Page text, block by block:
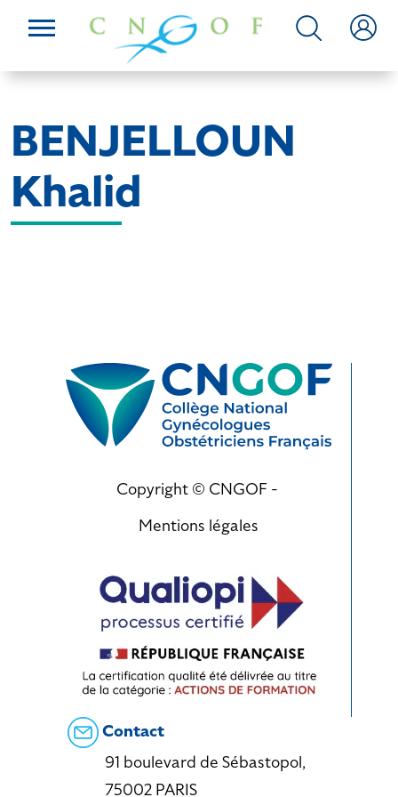
BENJELLOUN
Khalid
Copyright © CNGOF -
Mentions légales
Contact
91 boulevard de Sébastopol,
75002 PARIS